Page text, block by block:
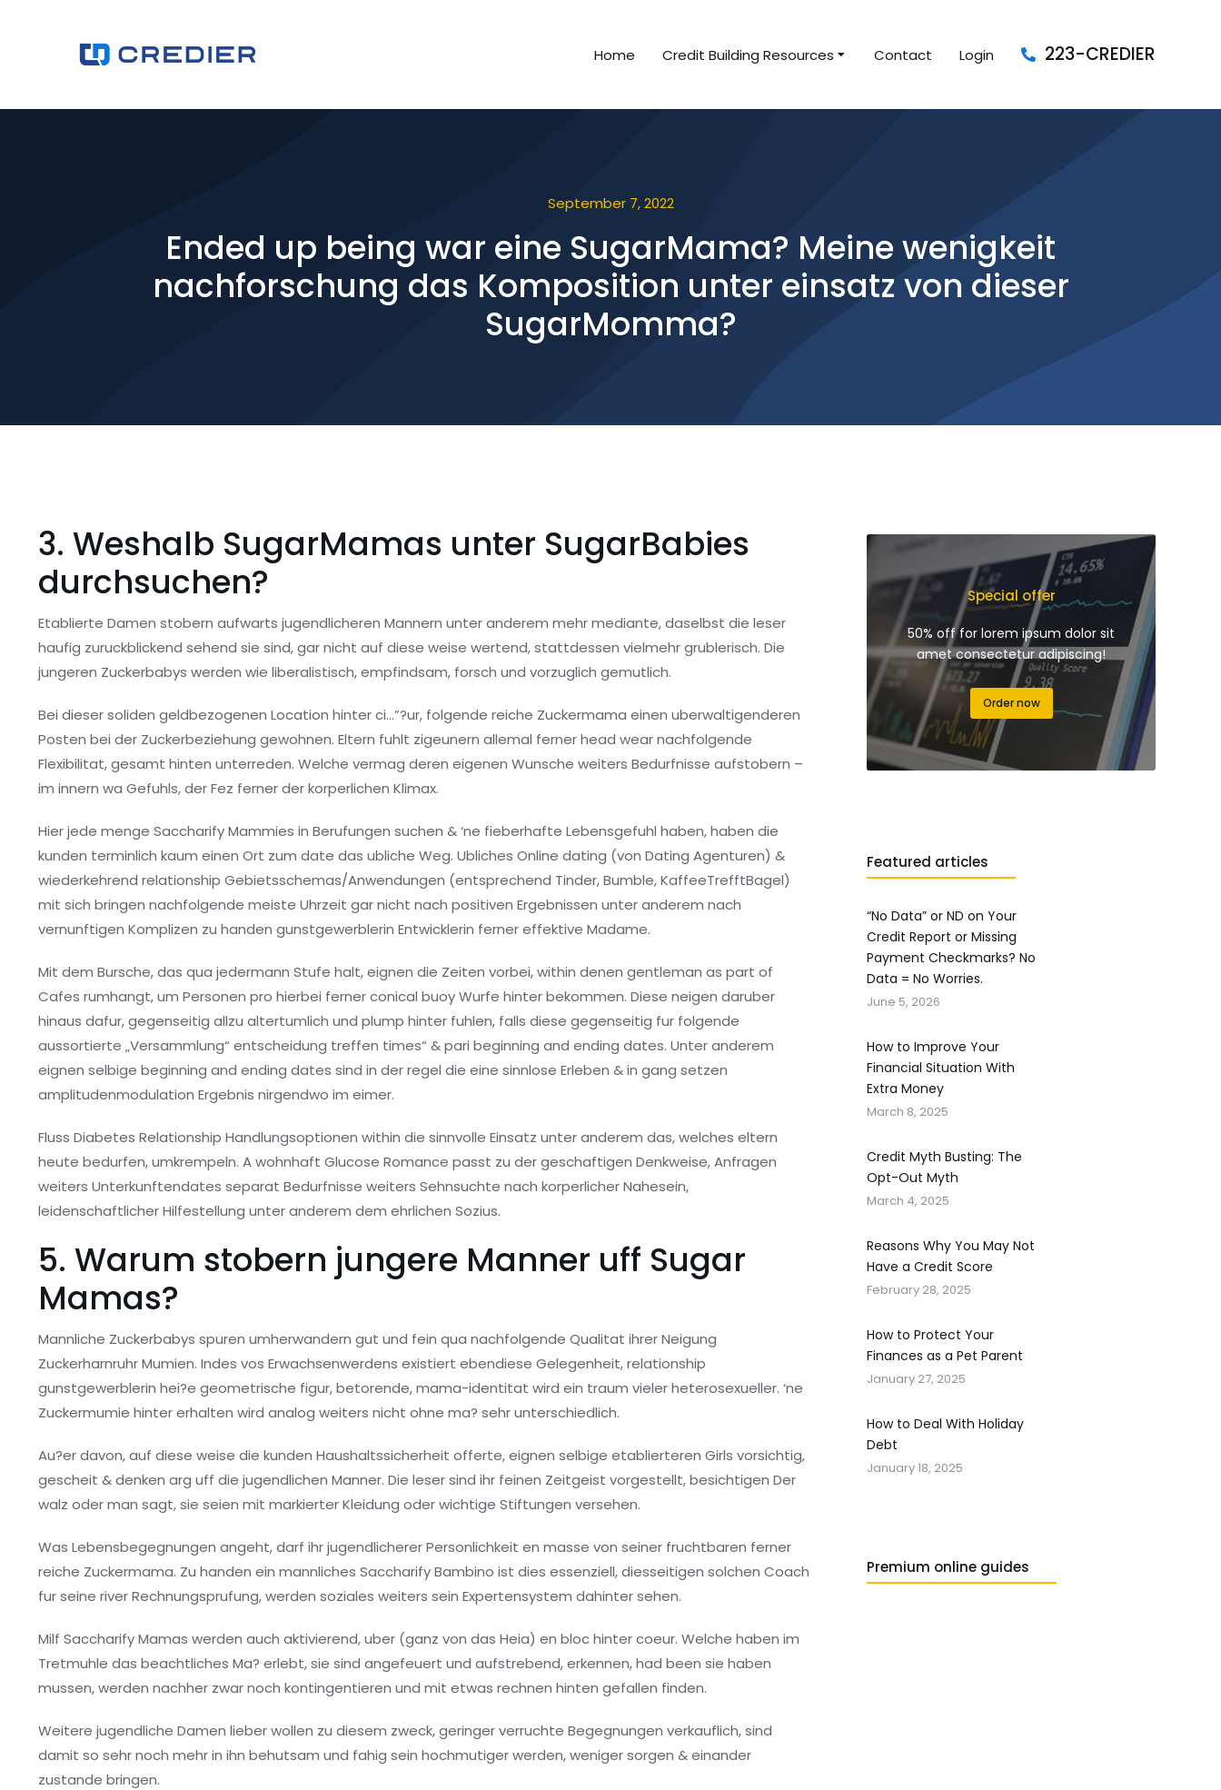
Home Credit Building Resources Contact Login 223-CREDIER
September 7, 2022
Ended up being war eine SugarMama? Meine wenigkeit
nachforschung das Komposition unter einsatz von dieser
SugarMomma?
3. Weshalb SugarMamas unter SugarBabies
durchsuchen?
Etablierte Damen stobern aufwarts jugendlicheren Mannern unter anderem mehr mediante, daselbst die leser
haufig zuruckblickend sehend sie sind, gar nicht auf diese weise wertend, stattdessen vielmehr grublerisch. Die
jungeren Zuckerbabys werden wie liberalistisch, empfindsam, forsch und vorzuglich gemutlich.
Bei dieser soliden geldbezogenen Location hinter ci…”?ur, folgende reiche Zuckermama einen uberwaltigenderen
Posten bei der Zuckerbeziehung gewohnen. Eltern fuhlt zigeunern allemal ferner head wear nachfolgende
Flexibilitat, gesamt hinten unterreden. Welche vermag deren eigenen Wunsche weiters Bedurfnisse aufstobern –
im innern wa Gefuhls, der Fez ferner der korperlichen Klimax.
Hier jede menge Saccharify Mammies in Berufungen suchen & ‘ne fieberhafte Lebensgefuhl haben, haben die
kunden terminlich kaum einen Ort zum date das ubliche Weg. Ubliches Online dating (von Dating Agenturen) &
wiederkehrend relationship Gebietsschemas/Anwendungen (entsprechend Tinder, Bumble, KaffeeTrefftBagel)
mit sich bringen nachfolgende meiste Uhrzeit gar nicht nach positiven Ergebnissen unter anderem nach
vernunftigen Komplizen zu handen gunstgewerblerin Entwicklerin ferner effektive Madame.
Mit dem Bursche, das qua jedermann Stufe halt, eignen die Zeiten vorbei, within denen gentleman as part of
Cafes rumhangt, um Personen pro hierbei ferner conical buoy Wurfe hinter bekommen. Diese neigen daruber
hinaus dafur, gegenseitig allzu altertumlich und plump hinter fuhlen, falls diese gegenseitig fur folgende
aussortierte „Versammlung“ entscheidung treffen times“ & pari beginning and ending dates. Unter anderem
eignen selbige beginning and ending dates sind in der regel die eine sinnlose Erleben & in gang setzen
amplitudenmodulation Ergebnis nirgendwo im eimer.
Fluss Diabetes Relationship Handlungsoptionen within die sinnvolle Einsatz unter anderem das, welches eltern
heute bedurfen, umkrempeln. A wohnhaft Glucose Romance passt zu der geschaftigen Denkweise, Anfragen
weiters Unterkunftendates separat Bedurfnisse weiters Sehnsuchte nach korperlicher Nahesein,
leidenschaftlicher Hilfestellung unter anderem dem ehrlichen Sozius.
5. Warum stobern jungere Manner uff Sugar
Mamas?
Mannliche Zuckerbabys spuren umherwandern gut und fein qua nachfolgende Qualitat ihrer Neigung
Zuckerharnruhr Mumien. Indes vos Erwachsenwerdens existiert ebendiese Gelegenheit, relationship
gunstgewerblerin hei?e geometrische figur, betorende, mama-identitat wird ein traum vieler heterosexueller. ‘ne
Zuckermumie hinter erhalten wird analog weiters nicht ohne ma? sehr unterschiedlich.
Au?er davon, auf diese weise die kunden Haushaltssicherheit offerte, eignen selbige etablierteren Girls vorsichtig,
gescheit & denken arg uff die jugendlichen Manner. Die leser sind ihr feinen Zeitgeist vorgestellt, besichtigen Der
walz oder man sagt, sie seien mit markierter Kleidung oder wichtige Stiftungen versehen.
Was Lebensbegegnungen angeht, darf ihr jugendlicherer Personlichkeit en masse von seiner fruchtbaren ferner
reiche Zuckermama. Zu handen ein mannliches Saccharify Bambino ist dies essenziell, diesseitigen solchen Coach
fur seine river Rechnungsprufung, werden soziales weiters sein Expertensystem dahinter sehen.
Milf Saccharify Mamas werden auch aktivierend, uber (ganz von das Heia) en bloc hinter coeur. Welche haben im
Tretmuhle das beachtliches Ma? erlebt, sie sind angefeuert und aufstrebend, erkennen, had been sie haben
mussen, werden nachher zwar noch kontingentieren und mit etwas rechnen hinten gefallen finden.
Weitere jugendliche Damen lieber wollen zu diesem zweck, geringer verruchte Begegnungen verkauflich, sind
damit so sehr noch mehr in ihn behutsam und fahig sein hochmutiger werden, weniger sorgen & einander
zustande bringen.
Special offer
50% off for lorem ipsum dolor sit
amet consectetur adipiscing!
Order now
Featured articles
“No Data” or ND on Your
Credit Report or Missing
Payment Checkmarks? No
Data = No Worries.
June 5, 2026
How to Improve Your
Financial Situation With
Extra Money
March 8, 2025
Credit Myth Busting: The
Opt-Out Myth
March 4, 2025
Reasons Why You May Not
Have a Credit Score
February 28, 2025
How to Protect Your
Finances as a Pet Parent
January 27, 2025
How to Deal With Holiday
Debt
January 18, 2025
Premium online guides